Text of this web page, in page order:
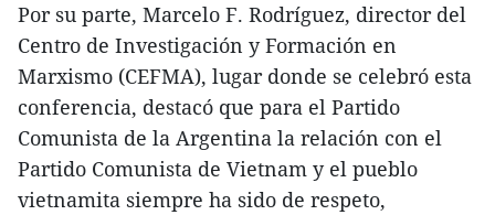
Por su parte, Marcelo F. Rodríguez, director del
Centro de Investigación y Formación en
Marxismo (CEFMA), lugar donde se celebró esta
conferencia, destacó que para el Partido
Comunista de la Argentina la relación con el
Partido Comunista de Vietnam y el pueblo
vietnamita siempre ha sido de respeto,